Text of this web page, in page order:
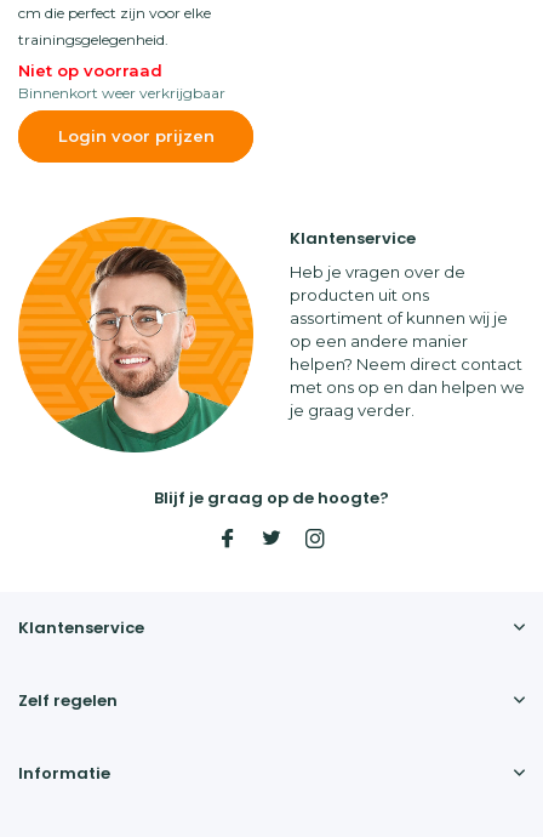
cm die perfect zijn voor elke
trainingsgelegenheid.
Niet op voorraad
Binnenkort weer verkrijgbaar
Login voor prijzen
Klantenservice
Heb je vragen over de
producten uit ons
assortiment of kunnen wij je
op een andere manier
helpen? Neem direct contact
met ons op en dan helpen we
je graag verder.
Blijf je graag op de hoogte?
Klantenservice
Zelf regelen
Informatie